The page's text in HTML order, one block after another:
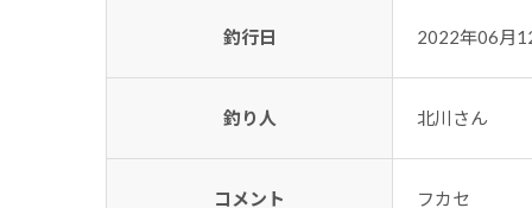
釣行日 2022年06月
釣り人 北川さん
コメント フカセ